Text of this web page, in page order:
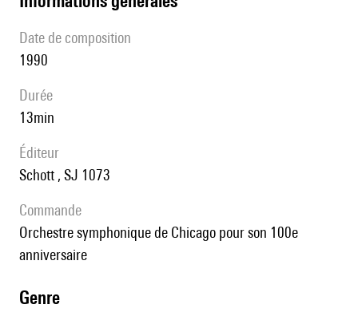
date de composition
1990
durée
13min
éditeur
Schott , SJ 1073
Commande
Orchestre symphonique de Chicago pour son 100e
anniversaire
genre